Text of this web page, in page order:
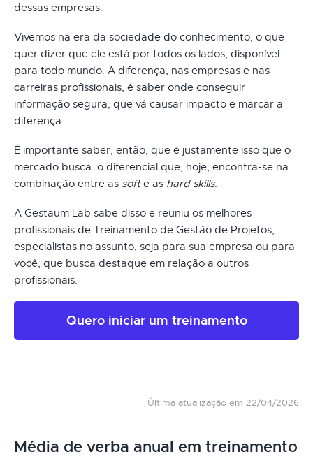
dessas empresas.
Vivemos na era da sociedade do conhecimento, o que
quer dizer que ele está por todos os lados, disponível
para todo mundo. A diferença, nas empresas e nas
carreiras profissionais, é saber onde conseguir
informação segura, que vá causar impacto e marcar a
diferença.
É importante saber, então, que é justamente isso que o
mercado busca: o diferencial que, hoje, encontra-se na
combinação entre as softe as hard skills.
A Gestaum Lab sabe disso e reuniu os melhores
profissionais de Treinamento de Gestão de Projetos,
especialistas no assunto, seja para sua empresa ou para
você, que busca destaque em relação a outros
profissionais.
Quero iniciar um treinamento
Última atualização em 22/04/2026
Média de verba anual em treinamento